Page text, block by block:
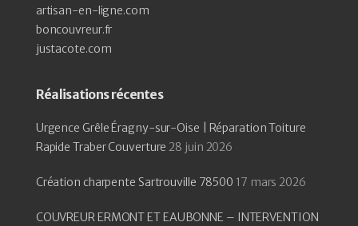
artisan-en-ligne.com
boncouvreur.fr
justacote.com
Réalisations récentes
Urgence Grêle Éragny-sur-Oise | Réparation Toiture
Rapide Traber Couverture 28 juin 2026
Création charpente Sartrouville 78500 17 mars 2026
COUVREUR ERMONT ET EAUBONNE – INTERVENTION